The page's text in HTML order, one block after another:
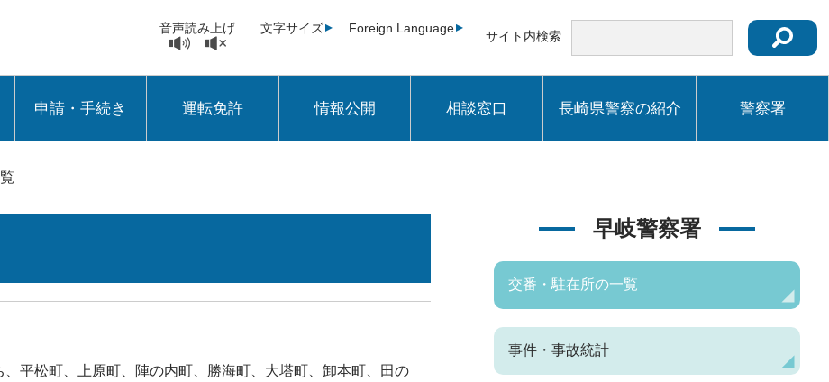
音声読み上げ 文字サイズ Foreign Language
サイト内検索
申請・手続き 運転免許 情報公開 相談窓口 長崎県警察の紹介 警察署
、平松町、上原町、陣の内町、勝海町、大塔町、卸本町、田の
早岐警察署
交番・駐在所の一覧
事件・事故統計